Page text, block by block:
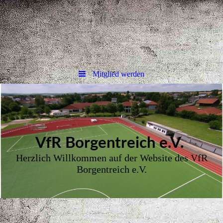
Mitglied werden
VfR Borgentreich e.V.
Herzlich Willkommen auf der Website des VfR
Borgentreich e.V.